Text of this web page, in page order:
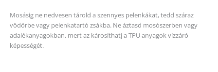
Mosásig ne nedvesen tárold a szennyes pelenkákat, tedd száraz
vödörbe vagy pelenkatartó zsákba. Ne áztasd mosószerben vagy
adalékanyagokban, mert az károsíthatj a TPU anyagok vízzáró
képességét.